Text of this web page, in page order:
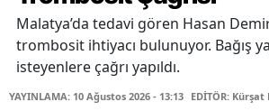
Malatya’da tedavi gören Hasan
trombosit ihtiyacı bulunuyor. Bağış
isteyenlere çağrı yapıldı.
YAYINLAMA: 10 Ağustos 2026 - 13:13 EDİTÖR: